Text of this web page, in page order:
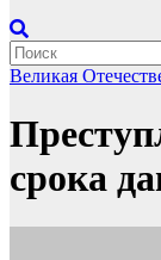
Великая
срока